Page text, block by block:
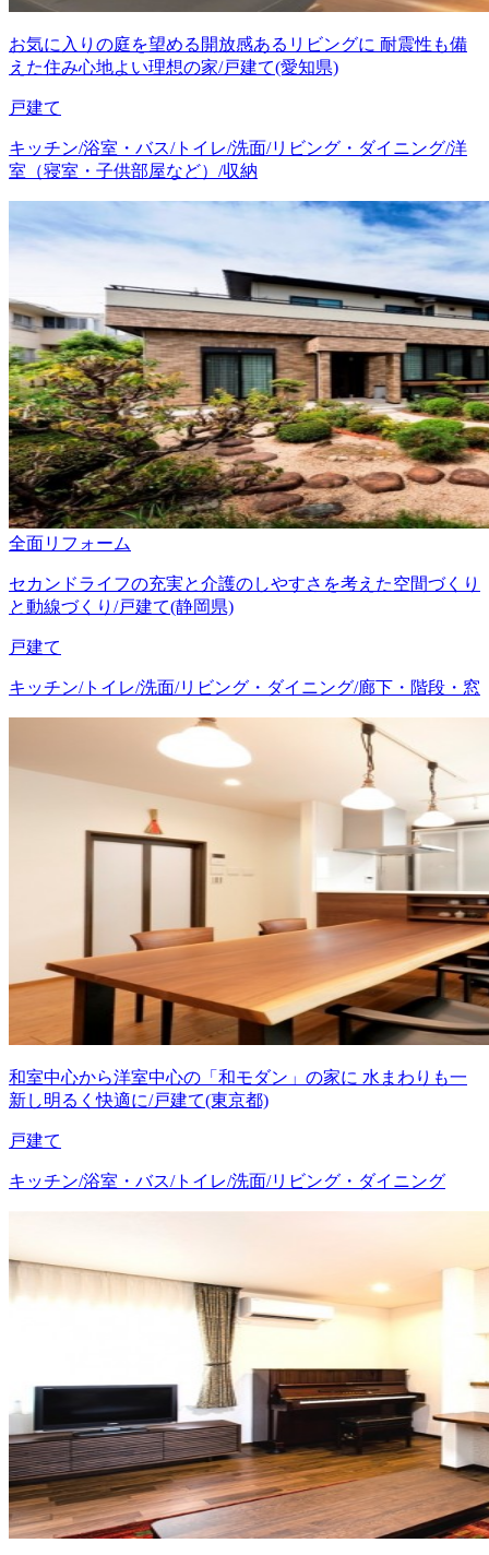
お気に入りの庭を望める開放感あるリビングに 耐震性も備
えた住み心地よい理想の家/戸建て(愛知県)
戸建て
キッチン/浴室・バス/トイレ/洗面/リビング・ダイニング/洋
室（寝室・子供部屋など）/収納
全面リフォーム
セカンドライフの充実と介護のしやすさを考えた空間づくり
と動線づくり/戸建て(静岡県)
戸建て
キッチン/トイレ/洗面/リビング・ダイニング/廊下・階段・窓
和室中心から洋室中心の「和モダン」の家に 水まわりも一
新し明るく快適に/戸建て(東京都)
戸建て
キッチン/浴室・バス/トイレ/洗面/リビング・ダイニング